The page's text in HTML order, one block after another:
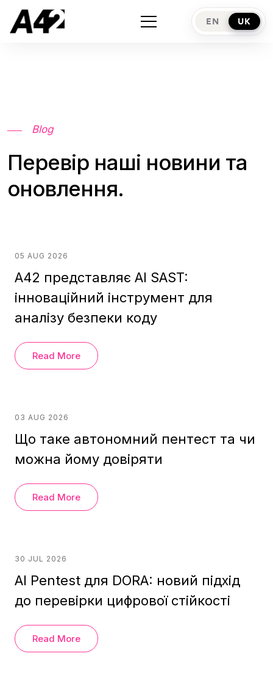
EN UK
Blog
Перевір наші новини та
оновлення.
05 AUG 2026
A42 представляє AI SAST:
інноваційний інструмент для
аналізу безпеки коду
Read More
03 AUG 2026
Що таке автономний пентест та чи
можна йому довіряти
Read More
30 JUL 2026
AI Pentest для DORA: новий підхід
до перевірки цифрової стійкості
Read More